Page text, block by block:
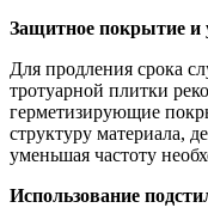
Защитное покрытие и
Для продления срока
тротуарной плитки
герметизирующие
структуру материала,
уменьшая частоту
Использование